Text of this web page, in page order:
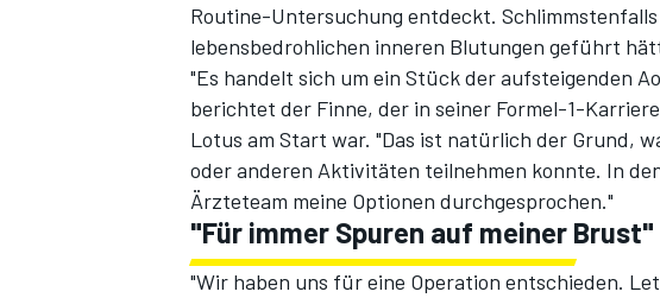
SPORTWAGEN
Routine-Untersuchung entdeckt.
lebensbedrohlichen inneren Blutungen geführt
"Es handelt sich um ein Stück der aufsteigenden
berichtet der Finne, der in seiner Formel-1-
Lotus am Start war. "Das ist natürlich der Grund,
oder anderen Aktivitäten teilnehmen konnte. In
Ärzteteam meine Optionen durchgesprochen."
"Für immer Spuren auf meiner Brust"
"Wir haben uns für eine Operation entschieden.